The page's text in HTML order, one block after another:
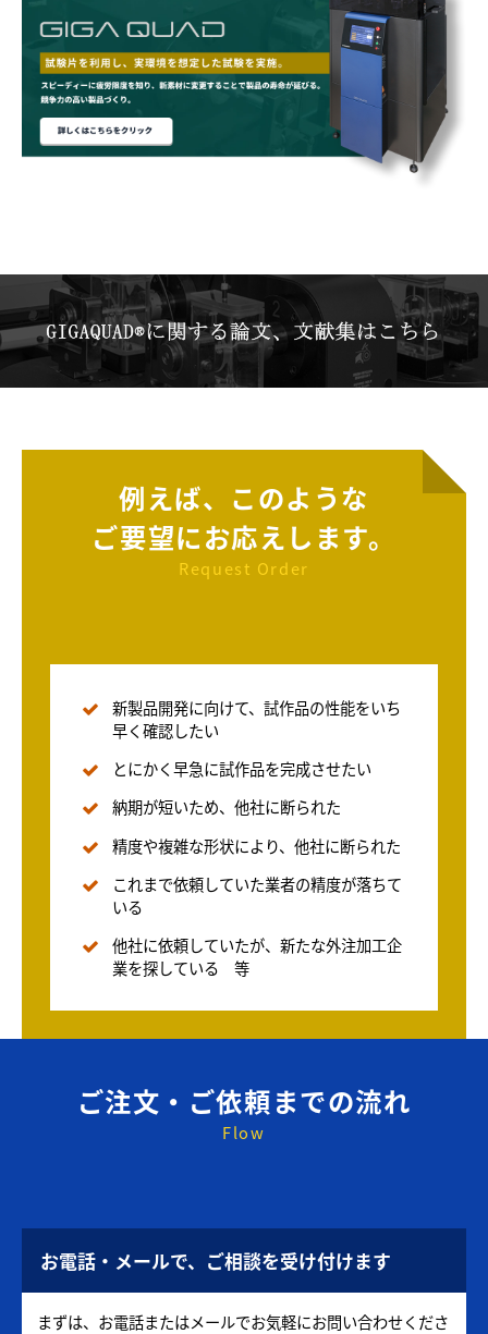
例えば、このような
ご要望にお応えします。
Request Order
新製品開発に向けて、試作品の性能をいち
早く確認したい
とにかく早急に試作品を完成させたい
納期が短いため、他社に断られた
精度や複雑な形状により、他社に断られた
これまで依頼していた業者の精度が落ちて
いる
他社に依頼していたが、新たな外注加工企
業を探している 等
ご注文・ご依頼までの流れ
Flow
お電話・メールで、ご相談を受け付けます
まずは、お電話またはメールでお気軽にお問い合わせくださ